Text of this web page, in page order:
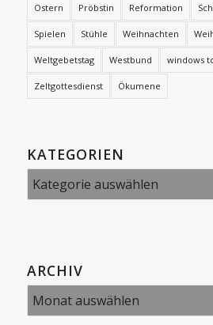
Ostern Pröbstin Reformation
Spielen Stühle Weihnachten
Weltgebetstag Westbund windows
Zeltgottesdienst Ökumene
KATEGORIEN
Kategorien
ARCHIV